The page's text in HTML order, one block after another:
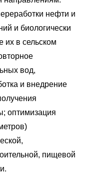
нефти и
и биологически
их в сельском
вод,
и внедрение
оптимизация
пищевой